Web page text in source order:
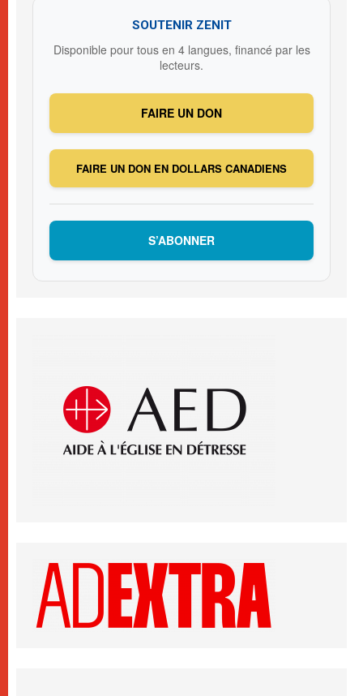
SOUTENIR ZENIT
Disponible pour tous en 4 langues, financé par les
lecteurs.
FAIRE UN DON
FAIRE UN DON EN DOLLARS CANADIENS
S’ABONNER